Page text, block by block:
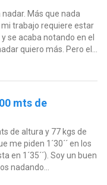
Más que nada
trabajo requiere estar
se acaba notando en el
quiero más. Pero el...
mts de
de altura y 77 kgs de
me piden 1´30´´ en los
en 1´35´´). Soy un buen
nadando...